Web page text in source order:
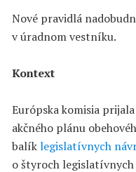
Nové pravidlá
v úradnom vestníku.
Kontext
Európska komisia
akčného plánu
balíklegislatívnych
o štyroch legislatívnych